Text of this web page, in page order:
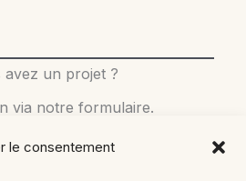
le consentement
avez un projet ?
via notre formulaire.